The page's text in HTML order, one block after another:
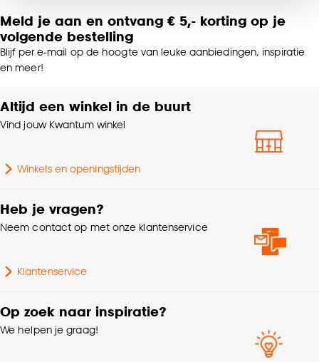
voor kiezen om bepaalde cookies wel of niet te
accepteren door op ‘Cookies aanpassen’ te
klikken.
kan aanpassen, bekijk hiervoor onze
cookieverklaring.
Meld je aan en ontvang € 5,- korting op je
volgende bestelling
Blijf per e-mail op de hoogte van leuke aanbiedingen, inspiratie
en meer!
Altijd een winkel in de buurt
Vind jouw Kwantum winkel
Winkels en openingstijden
Heb je vragen?
Neem contact op met onze klantenservice
Klantenservice
Op zoek naar inspiratie?
We helpen je graag!